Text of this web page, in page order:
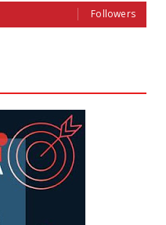
Followers